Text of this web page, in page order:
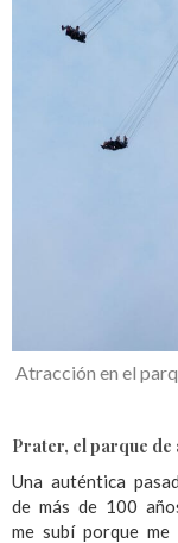
Atracción en el
Prater, el parque de
Una auténtica
de más de 100
me subí porque